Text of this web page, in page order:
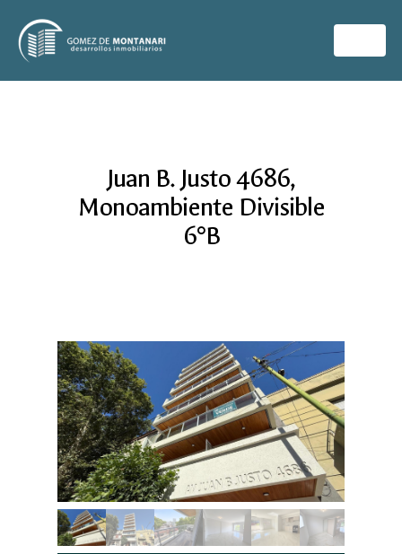
Juan B. Justo 4686,
Monoambiente Divisible
6°B